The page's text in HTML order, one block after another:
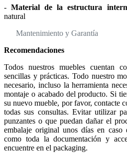
-Material de la estructura
natural
Mantenimiento y Garantía
Recomendaciones
Todos nuestros muebles cuentan
sencillas y prácticas. Todo nuestro
necesario, incluso la herramienta
montaje o acabado del producto. Si
su nuevo mueble, por favor, contacte
todas sus consultas. Evitar utilizar
punzantes o que puedan dañar el
embalaje original unos días en
como toda la documentación y
encuentre en el packaging.